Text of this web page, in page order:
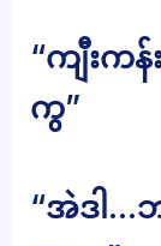
“ကျီးကန်
ကွ”
“အဲဒါ…